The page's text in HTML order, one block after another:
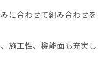
に合わせて組み合わせを
施工性、機能面も充実し